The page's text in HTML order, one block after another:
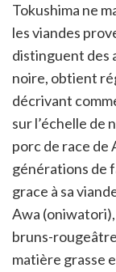
Tokushima ne
les viandes
distinguent des
noire, obtient
décrivant
sur l’échelle de
porc de race de
générations de
grace à sa
Awa
bruns-
matière grasse